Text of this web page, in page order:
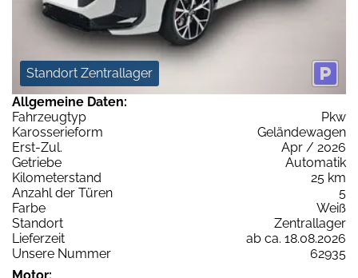
Standort Zentrallager
Allgemeine Daten:
Fahrzeugtyp
Pkw
Karosserieform
Geländewagen
Erst-Zul.
Apr / 2026
Getriebe
Automatik
Kilometerstand
25 km
Anzahl der Türen
5
Farbe
Weiß
Standort
Zentrallager
Lieferzeit
ab ca. 18.08.2026
Unsere Nummer
62935